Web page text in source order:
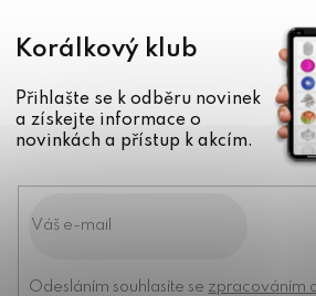
Korálkový klub
Přihlašte se k odběru novinek
a získejte informace o
novinkách a přístup k akcím.
Odesláním souhlasíte se zpracováním